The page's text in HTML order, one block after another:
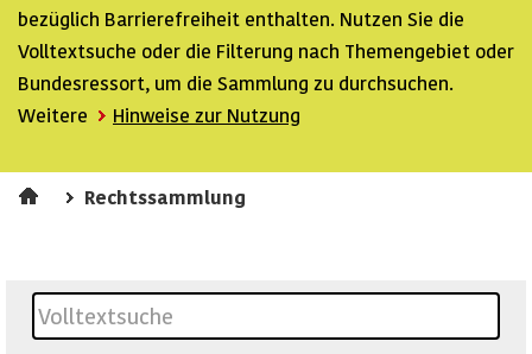
bezüglich Barrierefreiheit enthalten. Nutzen Sie die
Volltextsuche oder die Filterung nach Themengebiet oder
Bundesressort, um die Sammlung zu durchsuchen.
Weitere
Hinweise zur Nutzung
Rechtssammlung